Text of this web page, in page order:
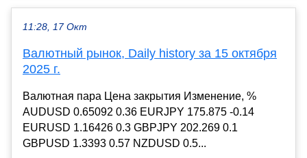
11:28, 17 Окт
Валютный рынок, Daily history за 15 октября
2025 г.
Валютная пара Цена закрытия Изменение, %
AUDUSD 0.65092 0.36 EURJPY 175.875 -0.14
EURUSD 1.16426 0.3 GBPJPY 202.269 0.1
GBPUSD 1.3393 0.57 NZDUSD 0.5...